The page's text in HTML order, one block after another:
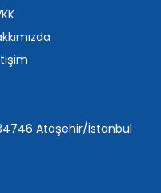
Ataşehir/İstanbul